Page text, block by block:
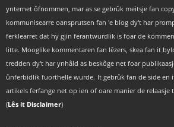
ynternet ôfnommen, mar as se gebrûk meitsje fan
kommunisearre oansprutsen fan 'e blog dy't har
ferklearret dat hy gjin ferantwurdlik is foar de
litte. Mooglike kommentaren fan lêzers, skea fan it
tredden dy't har ynhâld as beskôge net foar
ûnferbidlik fuorthelle wurde. It gebrûk fan de side en
artikels ferfange net op ien of oare manier de relaasje
(Lês it Disclaimer)